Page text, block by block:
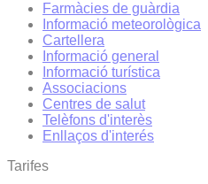
Farmàcies de guàrdia
Informació meteorològica
Cartellera
Informació general
Informació turística
Associacions
Centres de salut
Telèfons d'interès
Enllaços d'interés
Tarifes